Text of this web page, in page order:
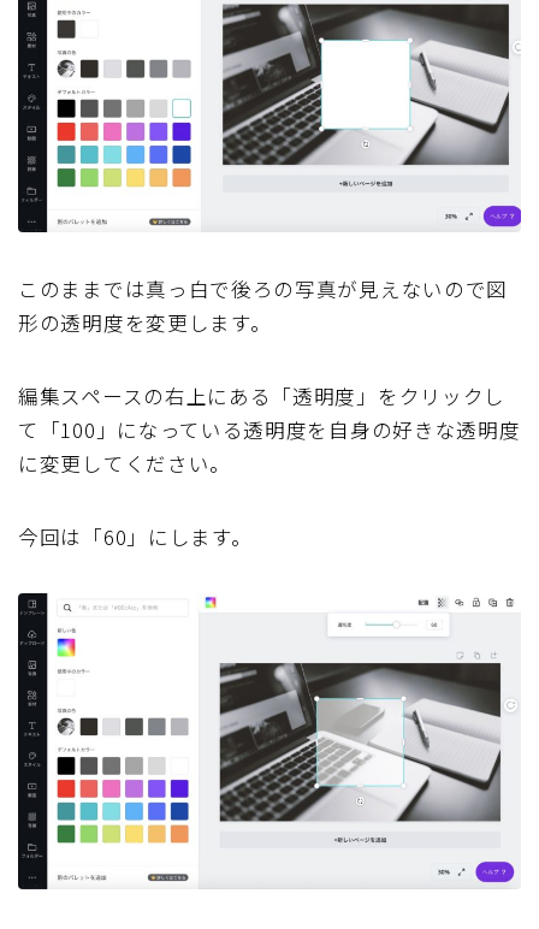
このままでは真っ白で後ろの写真が見えないので図
形の透明度を変更します。
編集スペースの右上にある「透明度」をクリックし
て「100」になっている透明度を自身の好きな透明度
に変更してください。
今回は「60」にします。